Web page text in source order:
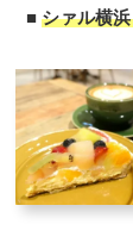
■シァル横